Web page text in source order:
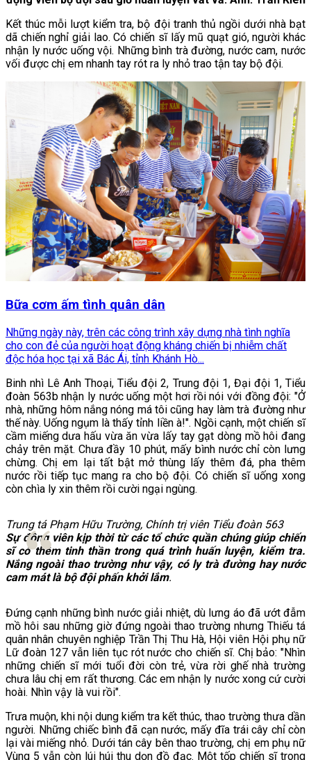
Kết thúc mỗi lượt kiểm tra, bộ đội tranh thủ ngồi dưới nhà bạt
dã chiến nghỉ giải lao. Có chiến sĩ lấy mũ quạt gió, người khác
nhận ly nước uống vội. Những bình trà đường, nước cam, nước
vối được chị em nhanh tay rót ra ly nhỏ trao tận tay bộ đội.
Bữa cơm ấm tình quân dân
Những ngày này, trên các công trình xây dựng nhà tình nghĩa
cho con đẻ của người hoạt động kháng chiến bị nhiễm chất
độc hóa học tại xã Bác Ái, tỉnh Khánh Hò...
Binh nhì Lê Anh Thoại, Tiểu đội 2, Trung đội 1, Đại đội 1, Tiểu
đoàn 563b nhận ly nước uống một hơi rồi nói với đồng đội: "Ở
nhà, những hôm nắng nóng má tôi cũng hay làm trà đường như
thế này. Uống ngụm là thấy tỉnh liền à!". Ngồi cạnh, một chiến sĩ
cầm miếng dưa hấu vừa ăn vừa lấy tay gạt dòng mồ hôi đang
chảy trên mặt. Chưa đầy 10 phút, mấy bình nước chỉ còn lưng
chừng. Chị em lại tất bật mở thùng lấy thêm đá, pha thêm
nước rồi tiếp tục mang ra cho bộ đội. Có chiến sĩ uống xong
còn chìa ly xin thêm rồi cười ngại ngùng.
Trung tá Phạm Hữu Trường, Chính trị viên Tiểu đoàn 563
Sự động viên kịp thời từ các tổ chức quần chúng giúp chiến
sĩ có thêm tinh thần trong quá trình huấn luyện, kiểm tra.
Nắng ngoài thao trường như vậy, có ly trà đường hay nước
cam mát là bộ đội phấn khởi lắm.
Đứng cạnh những bình nước giải nhiệt, dù lưng áo đã ướt đẫm
mồ hôi sau những giờ đứng ngoài thao trường nhưng Thiếu tá
quân nhân chuyên nghiệp Trần Thị Thu Hà, Hội viên Hội phụ nữ
Lữ đoàn 127 vẫn liên tục rót nước cho chiến sĩ. Chị bảo: "Nhìn
những chiến sĩ mới tuổi đời còn trẻ, vừa rời ghế nhà trường
chưa lâu chị em rất thương. Các em nhận ly nước xong cứ cười
hoài. Nhìn vậy là vui rồi".
Trưa muộn, khi nội dung kiểm tra kết thúc, thao trường thưa dần
người. Những chiếc bình đã cạn nước, mấy đĩa trái cây chỉ còn
lại vài miếng nhỏ. Dưới tán cây bên thao trường, chị em phụ nữ
Vùng 5 vẫn còn lúi húi thu dọn đồ đạc. Một tốp chiến sĩ trong